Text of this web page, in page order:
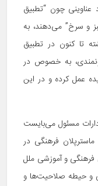
چون “تطبیق
و سرخ” می‌دهند، به
تا کنون در تطبیق
به خصوص در
عمل کرده و در این
مسئول می‌بایست
فرهنگی در
فرهنگی و آموزشی ملل
و حیطه صلاحیت‌ها و